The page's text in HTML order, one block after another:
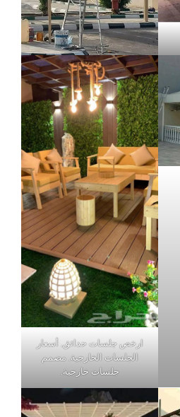
ارخص جلسات حدائق, أسعار
الجلسات الخارجية, مصمم
جلسات خارجية,